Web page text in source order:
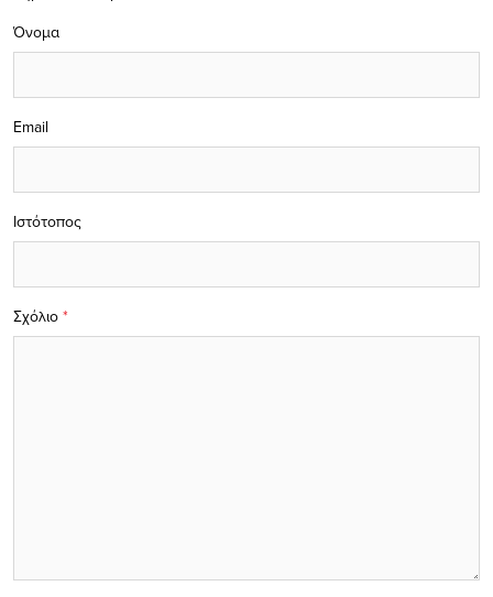
Σχόλιο *
Όνομα
Email
Ιστότοπος